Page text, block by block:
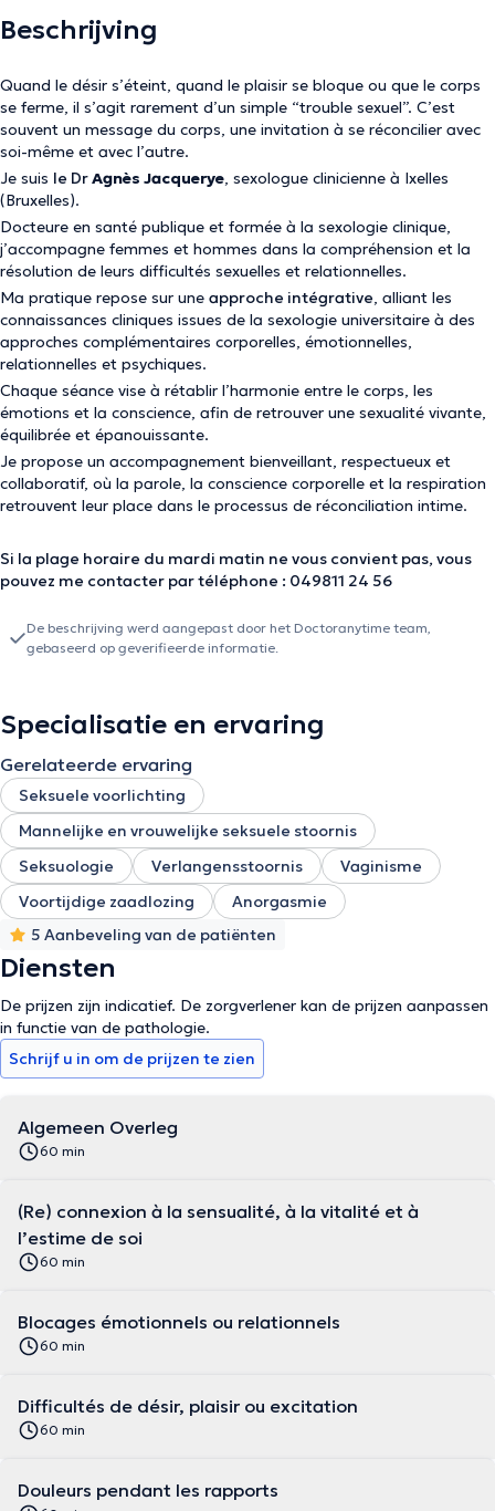
Beschrijving
Quand le désir s’éteint, quand le plaisir se bloque ou que le corps
se ferme, il s’agit rarement d’un simple “trouble sexuel”. C’est
souvent un message du corps, une invitation à se réconcilier avec
soi-même et avec l’autre.
Je suis le DrAgnès Jacquerye, sexologue clinicienne à Ixelles
(Bruxelles).
Docteure en santé publique et formée à la sexologie clinique,
j’accompagne femmes et hommes dans la compréhension et la
résolution de leurs difficultés sexuelles et relationnelles.
Ma pratique repose sur une approche intégrative, alliant les
connaissances cliniques issues de la sexologie universitaire à des
approches complémentaires corporelles, émotionnelles,
relationnelles et psychiques.
Chaque séance vise à rétablir l’harmonie entre le corps, les
émotions et la conscience, afin de retrouver une sexualité vivante,
équilibrée et épanouissante.
Je propose un accompagnement bienveillant, respectueux et
collaboratif, où la parole, la conscience corporelle et la respiration
retrouvent leur place dans le processus de réconciliation intime.
Si la plage horaire du mardi matin ne vous convient pas, vous
pouvez me contacter par téléphone : 049811 24 56
De beschrijving werd aangepast door het Doctoranytime team,
gebaseerd op geverifieerde informatie.
Specialisatie en ervaring
Gerelateerde ervaring
Seksuele voorlichting
Mannelijke en vrouwelijke seksuele stoornis
Seksuologie
Verlangensstoornis
Vaginisme
Voortijdige zaadlozing
Anorgasmie
5 Aanbeveling van de patiënten
Diensten
De prijzen zijn indicatief. De zorgverlener kan de prijzen aanpassen
in functie van de pathologie.
Schrijf u in om de prijzen te zien
Algemeen Overleg
60 min
(Re) connexion à la sensualité, à la vitalité et à
l’estime de soi
60 min
Blocages émotionnels ou relationnels
60 min
Difficultés de désir, plaisir ou excitation
60 min
Douleurs pendant les rapports